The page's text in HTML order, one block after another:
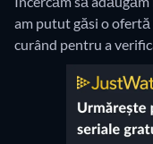
am putut găsi o
curând pentru a